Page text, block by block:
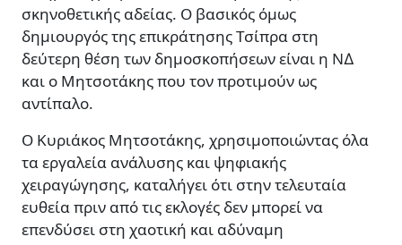
σκηνοθετικής αδείας. Ο βασικός όµως
δηµιουργός της επικράτησης Τσίπρα στη
δεύτερη θέση των δηµοσκοπήσεων είναι η Ν∆
και ο Μητσοτάκης που τον προτιµούν ως
αντίπαλο.
Ο Κυριάκος Μητσοτάκης, χρησιµοποιώντας όλα
τα εργαλεία ανάλυσης και ψηφιακής
χειραγώγησης, καταλήγει ότι στην τελευταία
ευθεία πριν από τις εκλογές δεν µπορεί να
επενδύσει στη χαοτική και αδύναµη